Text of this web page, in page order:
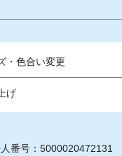
・色合い変更
げ
番号：5000020472131